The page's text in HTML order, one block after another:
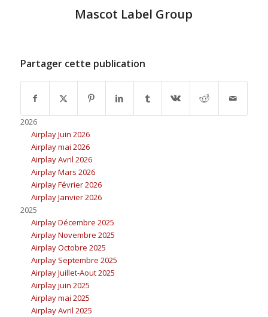
Mascot Label Group
Partager cette publication
2026
Airplay Juin 2026
Airplay mai 2026
Airplay Avril 2026
Airplay Mars 2026
Airplay Février 2026
Airplay Janvier 2026
2025
Airplay Décembre 2025
Airplay Novembre 2025
Airplay Octobre 2025
Airplay Septembre 2025
Airplay Juillet-Aout 2025
Airplay juin 2025
Airplay mai 2025
Airplay Avril 2025